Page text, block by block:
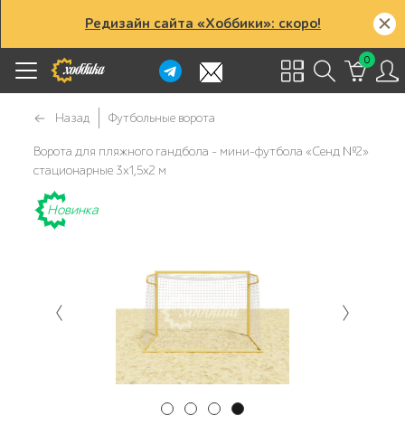
Редизайн сайта «Хоббики»: скоро!
0
Назад Футбольные ворота
Ворота для пляжного гандбола - мини-футбола «Сенд №2»
стационарные 3х1,5х2 м
Новинка